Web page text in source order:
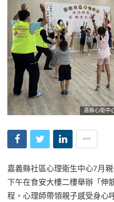
嘉縣心衛中
嘉義縣社區心理衛生中心7月
下午在食安大樓二樓舉辦「伸
程，心理師帶領親子感受身心